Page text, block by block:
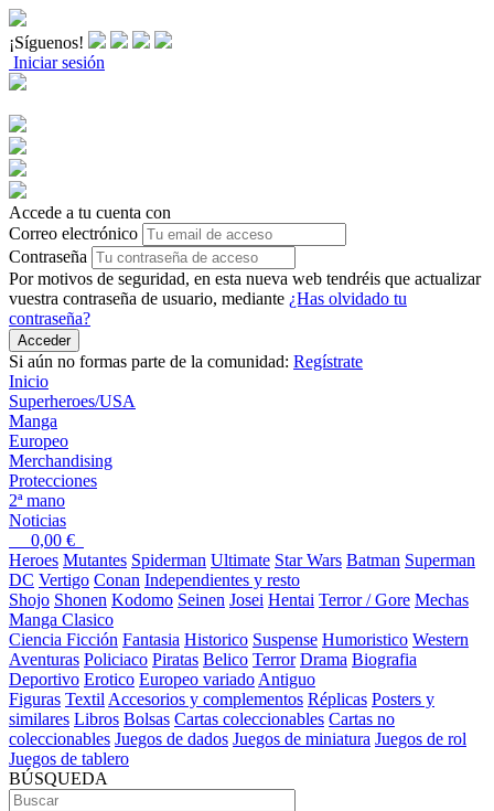
¡Síguenos!
Iniciar sesión
Accede a tu cuenta con
Correo electrónico
Contraseña
Por motivos de seguridad, en esta nueva web tendréis que actualizar
vuestra contraseña de usuario, mediante ¿Has olvidado tu
contraseña?
Acceder
Si aún no formas parte de la comunidad: Regístrate
Inicio
Superheroes/USA
Manga
Europeo
Merchandising
Protecciones
2ª mano
Noticias
0,00 €
Heroes Mutantes Spiderman Ultimate Star Wars Batman Superman
DC Vertigo Conan Independientes y resto
Shojo Shonen Kodomo Seinen Josei Hentai Terror / Gore Mechas
Manga Clasico
Ciencia Ficción Fantasia Historico Suspense Humoristico Western
Aventuras Policiaco Piratas Belico Terror Drama Biografia
Deportivo Erotico Europeo variado Antiguo
Figuras Textil Accesorios y complementos Réplicas Posters y
similares Libros Bolsas Cartas coleccionables Cartas no
coleccionables Juegos de dados Juegos de miniatura Juegos de rol
Juegos de tablero
BÚSQUEDA